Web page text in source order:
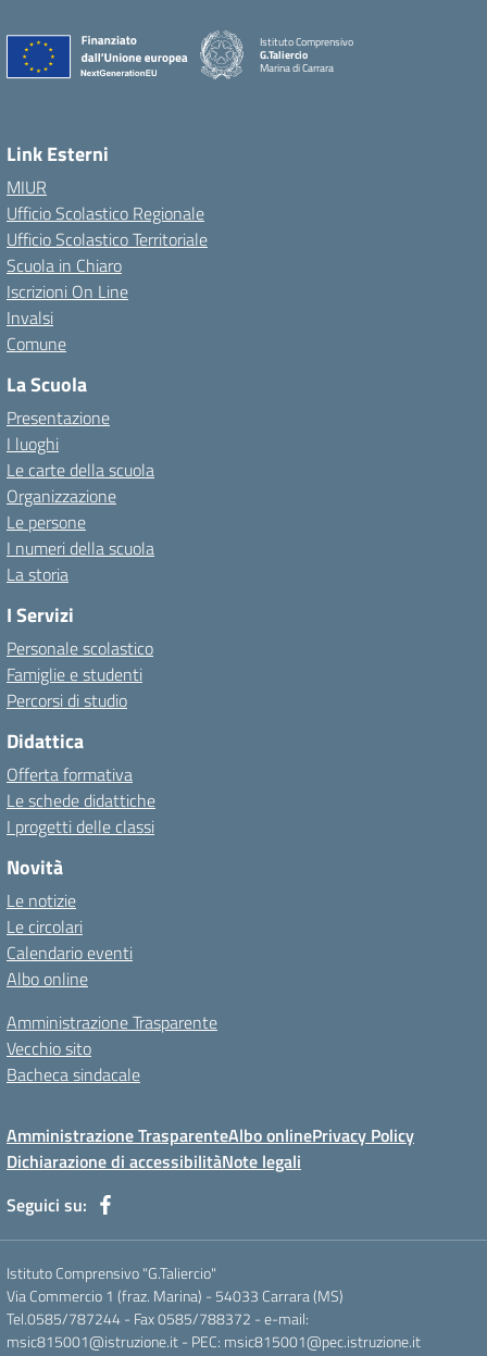
Istituto Comprensivo
G.Taliercio
Marina di Carrara
Link Esterni
MIUR
Ufficio Scolastico Regionale
Ufficio Scolastico Territoriale
Scuola in Chiaro
Iscrizioni On Line
Invalsi
Comune
La Scuola
Presentazione
I luoghi
Le carte della scuola
Organizzazione
Le persone
I numeri della scuola
La storia
I Servizi
Personale scolastico
Famiglie e studenti
Percorsi di studio
Didattica
Offerta formativa
Le schede didattiche
I progetti delle classi
Novità
Le notizie
Le circolari
Calendario eventi
Albo online
Amministrazione Trasparente
Vecchio sito
Bacheca sindacale
Amministrazione TrasparenteAlbo onlinePrivacy Policy
Dichiarazione di accessibilitàNote legali
Seguici su:
Istituto Comprensivo "G.Taliercio"
Via Commercio 1 (fraz. Marina) - 54033 Carrara (MS)
Tel.0585/787244 - Fax 0585/788372 - e-mail:
msic815001@istruzione.it - PEC: msic815001@pec.istruzione.it